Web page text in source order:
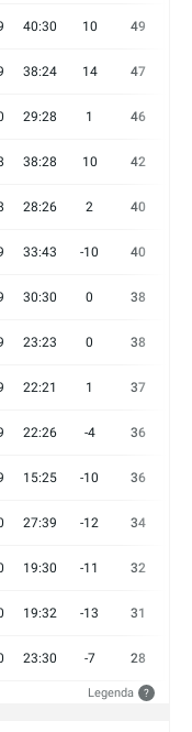
40:30 10 49
38:24 14 47
29:28 1 46
38:28 10 42
28:26 2 40
33:43 -10 40
30:30 0 38
23:23 0 38
22:21 1 37
22:26 -4 36
15:25 -10 36
27:39 -12 34
19:30 -11 32
19:32 -13 31
23:30 -7 28
Legenda ?